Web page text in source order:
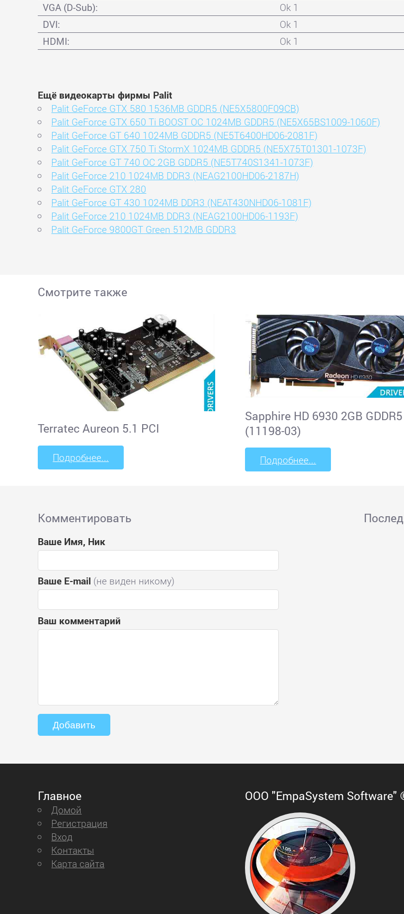
VGA (D-Sub):
Ok 1
DVI:
Ok 1
HDMI:
Ok 1
Ещё видеокарты фирмы Palit
Palit GeForce GTX 580 1536MB GDDR5 (NE5X5800F09CB)
Palit GeForce GTX 650 Ti BOOST OC 1024MB GDDR5 (NE5X65BS1009-1060F)
Palit GeForce GT 640 1024MB GDDR5 (NE5T6400HD06-2081F)
Palit GeForce GTX 750 Ti StormX 1024MB GDDR5 (NE5X75T01301-1073F)
Palit GeForce GT 740 OC 2GB GDDR5 (NE5T740S1341-1073F)
Palit GeForce 210 1024MB DDR3 (NEAG2100HD06-2187H)
Palit GeForce GTX 280
Palit GeForce GT 430 1024MB DDR3 (NEAT430NHD06-1081F)
Palit GeForce 210 1024MB DDR3 (NEAG2100HD06-1193F)
Palit GeForce 9800GT Green 512MB GDDR3
Смотрите также
Terratec Aureon 5.1 PCI
Подробнее...
Sapphire HD 6930 2GB GDDR5
(11198-03)
Подробнее...
Комментировать
Ваше Имя, Ник
Ваше E-mail (не виден никому)
Ваш комментарий
Главное
Домой
Регистрация
Вход
Контакты
Карта сайта
ООО "EmpaSystem Software"